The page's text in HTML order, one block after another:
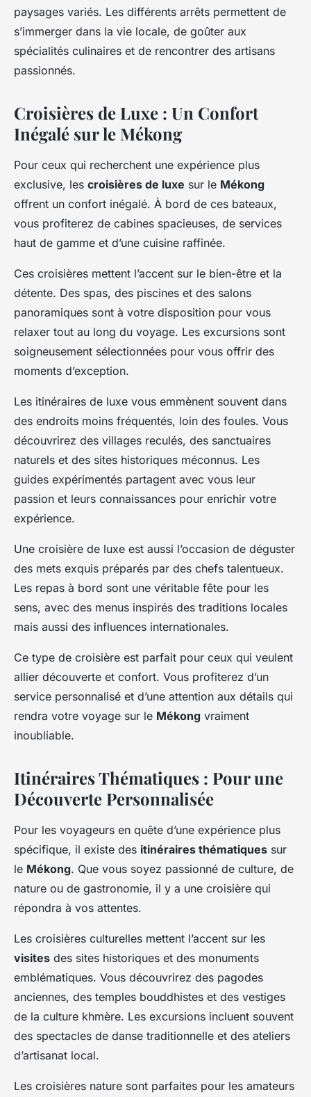
paysages variés. Les différents arrêts permettent de
s’immerger dans la vie locale, de goûter aux
spécialités culinaires et de rencontrer des artisans
passionnés.
Croisières de Luxe : Un Confort
Inégalé sur le Mékong
Pour ceux qui recherchent une expérience plus
exclusive, les croisières de luxe sur le Mékong
offrent un confort inégalé. À bord de ces bateaux,
vous profiterez de cabines spacieuses, de services
haut de gamme et d’une cuisine raffinée.
Ces croisières mettent l’accent sur le bien-être et la
détente. Des spas, des piscines et des salons
panoramiques sont à votre disposition pour vous
relaxer tout au long du voyage. Les excursions sont
soigneusement sélectionnées pour vous offrir des
moments d’exception.
Les itinéraires de luxe vous emmènent souvent dans
des endroits moins fréquentés, loin des foules. Vous
découvrirez des villages reculés, des sanctuaires
naturels et des sites historiques méconnus. Les
guides expérimentés partagent avec vous leur
passion et leurs connaissances pour enrichir votre
expérience.
Une croisière de luxe est aussi l’occasion de déguster
des mets exquis préparés par des chefs talentueux.
Les repas à bord sont une véritable fête pour les
sens, avec des menus inspirés des traditions locales
mais aussi des influences internationales.
Ce type de croisière est parfait pour ceux qui veulent
allier découverte et confort. Vous profiterez d’un
service personnalisé et d’une attention aux détails qui
rendra votre voyage sur le Mékong vraiment
inoubliable.
Itinéraires Thématiques : Pour une
Découverte Personnalisée
Pour les voyageurs en quête d’une expérience plus
spécifique, il existe des itinéraires thématiques sur
le Mékong. Que vous soyez passionné de culture, de
nature ou de gastronomie, il y a une croisière qui
répondra à vos attentes.
Les croisières culturelles mettent l’accent sur les
visites des sites historiques et des monuments
emblématiques. Vous découvrirez des pagodes
anciennes, des temples bouddhistes et des vestiges
de la culture khmère. Les excursions incluent souvent
des spectacles de danse traditionnelle et des ateliers
d’artisanat local.
Les croisières nature sont parfaites pour les amateurs